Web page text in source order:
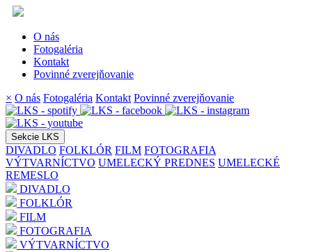
O nás
Fotogaléria
Kontakt
Povinné zverejňovanie
× O nás Fotogaléria Kontakt Povinné zverejňovanie
Sekcie LKS
DIVADLO FOLKLÓR FILM FOTOGRAFIA
VÝTVARNÍCTVO UMELECKÝ PREDNES UMELECKÉ
REMESLO
DIVADLO
FOLKLÓR
FILM
FOTOGRAFIA
VÝTVARNÍCTVO